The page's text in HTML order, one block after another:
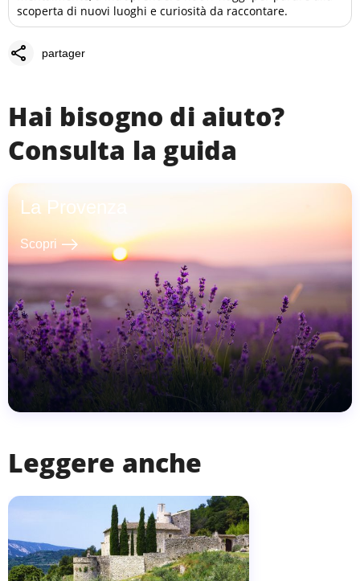
scoperta di nuovi luoghi e curiosità da raccontare.
share partager
Hai bisogno di aiuto?
Consulta la guida
La Provenza
Scopri east
Leggere anche